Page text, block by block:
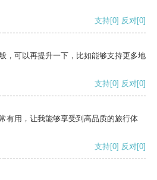
支持[0] 反对[0]
，可以再提升一下，比如能够支持更多地
支持[0] 反对[0]
有用，让我能够享受到高品质的旅行体
支持[0] 反对[0]